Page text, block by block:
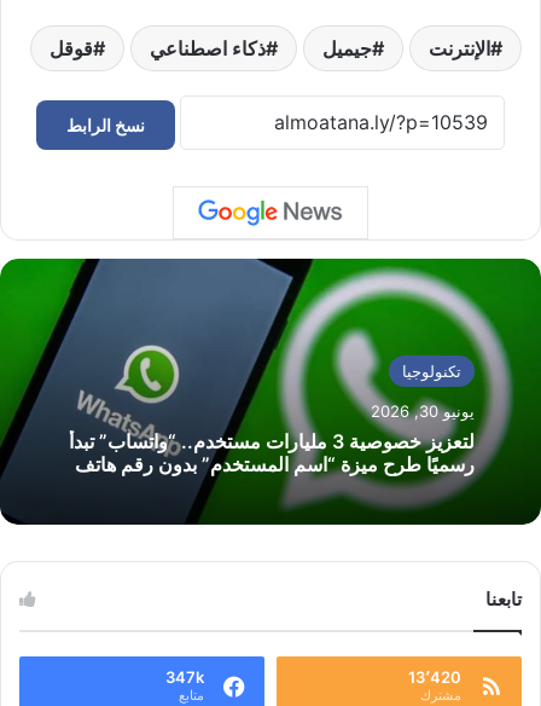
الإنترنت جيميل ذكاء اصطناعي قوقل
نسخ الرابط
تكنولوجيا
يونيو 30, 2026
لتعزيز خصوصية 3 مليارات مستخدم.. “واتساب” تبدأ
رسميًا طرح ميزة “اسم المستخدم” بدون رقم هاتف
تابعنا
13٬420
مشترك
347k
متابع